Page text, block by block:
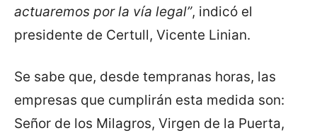
actuaremos por la vía legal”, indicó el
presidente de Certull, Vicente Linian.
Se sabe que, desde tempranas horas, las
empresas que cumplirán esta medida son:
Señor de los Milagros, Virgen de la Puerta,